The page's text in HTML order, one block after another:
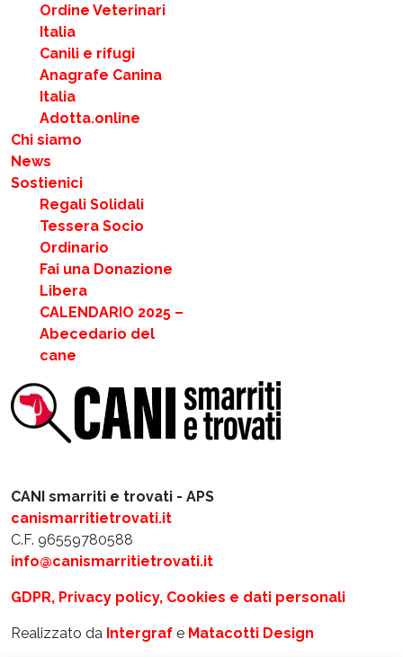
CANI smarriti e trovati - APS
canismarritietrovati.it
C.F. 96559780588
info@canismarritietrovati.it
GDPR, Privacy policy, Cookies e dati personali
Realizzato da Intergraf e Matacotti Design
Ordine Veterinari
Italia
Canili e rifugi
Anagrafe Canina
Italia
Adotta.online
Chi siamo
News
Sostienici
Regali Solidali
Tessera Socio
Ordinario
Fai una Donazione
Libera
CALENDARIO 2025 –
Abecedario del
cane